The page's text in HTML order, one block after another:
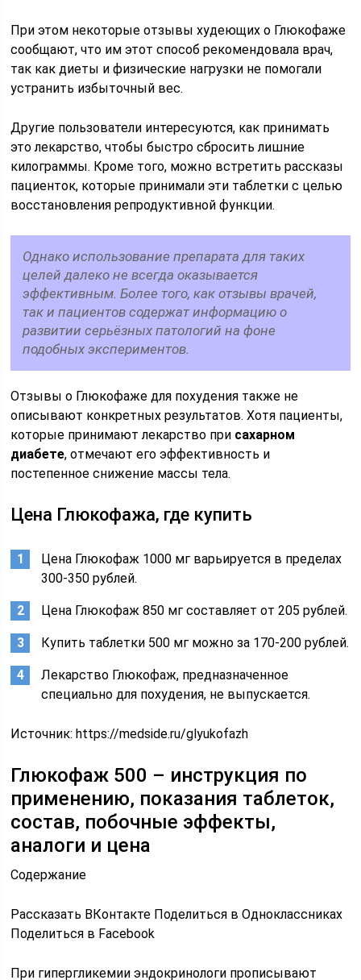
При этом некоторые отзывы худеющих о Глюкофаже
сообщают, что им этот способ рекомендовала врач,
так как диеты и физические нагрузки не помогали
устранить избыточный вес.
Другие пользователи интересуются, как принимать
это лекарство, чтобы быстро сбросить лишние
килограммы. Кроме того, можно встретить рассказы
пациенток, которые принимали эти таблетки с целью
восстановления репродуктивной функции.
Однако использование препарата для таких
целей далеко не всегда оказывается
эффективным. Более того, как отзывы врачей,
так и пациентов содержат информацию о
развитии серьёзных патологий на фоне
подобных экспериментов.
Отзывы о Глюкофаже для похудения также не
описывают конкретных результатов. Хотя пациенты,
которые принимают лекарство при сахарном
диабете, отмечают его эффективность и
постепенное снижение массы тела.
Цена Глюкофажа, где купить
Цена Глюкофаж 1000 мг варьируется в пределах
300-350 рублей.
Цена Глюкофаж 850 мг составляет от 205 рублей.
Купить таблетки 500 мг можно за 170-200 рублей.
Лекарство Глюкофаж, предназначенное
специально для похудения, не выпускается.
Источник:https://medside.ru/glyukofazh
Глюкофаж 500 – инструкция по
применению, показания таблеток,
состав, побочные эффекты,
аналоги и цена
Содержание
Рассказать ВКонтакте Поделиться в Одноклассниках
Поделиться в Facebook
При гипергликемии эндокринологи прописывают